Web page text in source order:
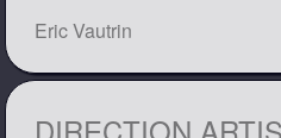
Eric Vautrin